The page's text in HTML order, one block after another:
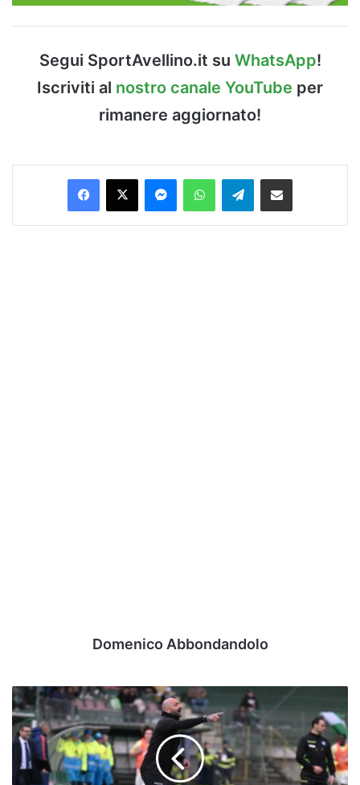
Segui SportAvellino.it su WhatsApp!
Iscriviti al nostro canale YouTube per
rimanere aggiornato!
Facebook
X MessengerWhatsAppTelegramCondividi via Email
Domenico Abbondandolo
Avellino,
nessun
dramma.
Ma
lezione